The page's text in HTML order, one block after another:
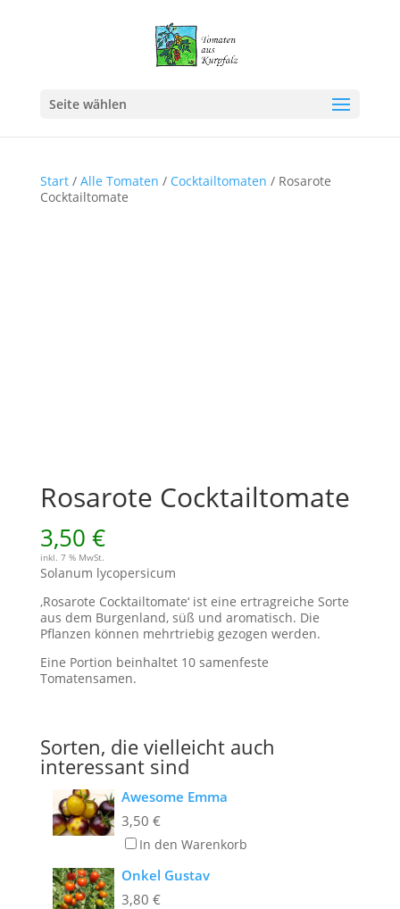
Seite wählen
Start/ Alle Tomaten / Cocktailtomaten / Rosarote
Cocktailtomate
Rosarote Cocktailtomate
3,50 €
inkl. 7 % MwSt.
Solanum lycopersicum
‚Rosarote Cocktailtomate‘ ist eine ertragreiche Sorte
aus dem Burgenland, süß und aromatisch. Die
Pflanzen können mehrtriebig gezogen werden.
Eine Portion beinhaltet 10 samenfeste
Tomatensamen.
Sorten, die vielleicht auch
interessant sind
Awesome Emma
3,50 €
In den Warenkorb
Onkel Gustav
3,80 €